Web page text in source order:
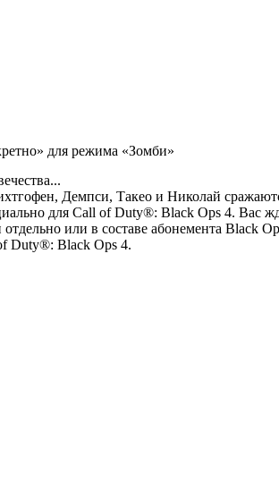
для режима «Зомби»
Демпси, Такео и Николай
для Call of Duty®: Black Ops 4. Вас
или в составе абонемента Black
Duty®: Black Ops 4.